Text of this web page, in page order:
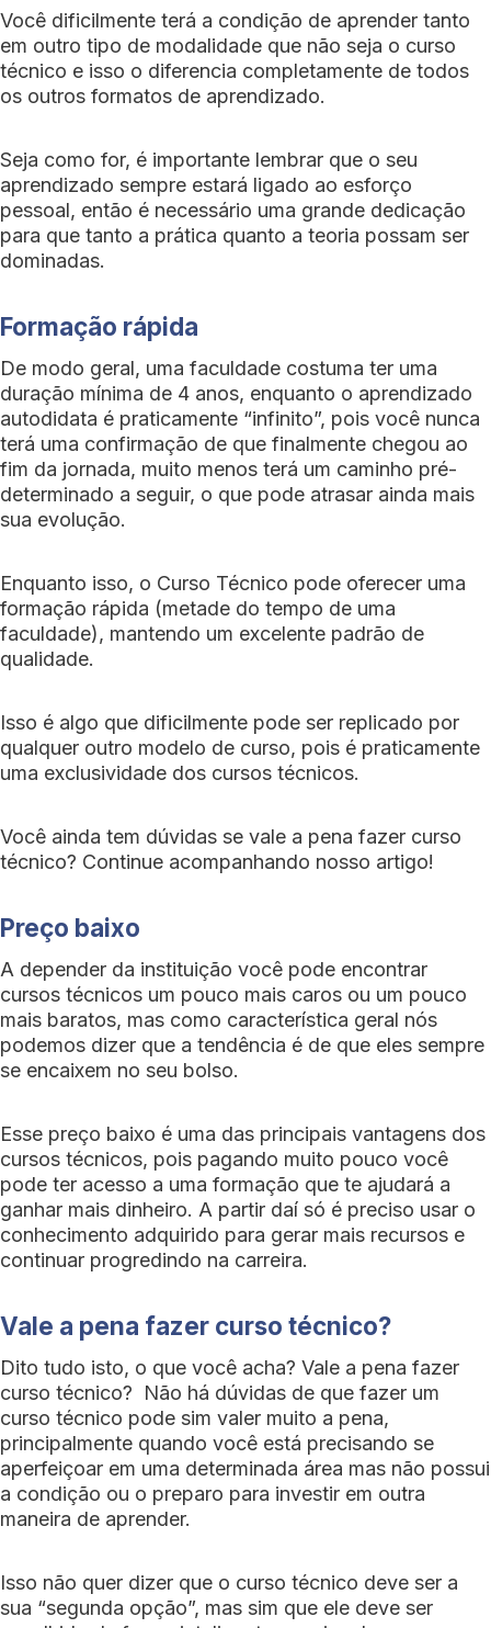
Você dificilmente terá a condição de aprender tanto
em outro tipo de modalidade que não seja o curso
técnico e isso o diferencia completamente de todos
os outros formatos de aprendizado.
Seja como for, é importante lembrar que o seu
aprendizado sempre estará ligado ao esforço
pessoal, então é necessário uma grande dedicação
para que tanto a prática quanto a teoria possam ser
dominadas.
Formação rápida
De modo geral, uma faculdade costuma ter uma
duração mínima de 4 anos, enquanto o aprendizado
autodidata é praticamente “infinito”, pois você nunca
terá uma confirmação de que finalmente chegou ao
fim da jornada, muito menos terá um caminho pré-
determinado a seguir, o que pode atrasar ainda mais
sua evolução.
Enquanto isso, o Curso Técnico pode oferecer uma
formação rápida (metade do tempo de uma
faculdade), mantendo um excelente padrão de
qualidade.
Isso é algo que dificilmente pode ser replicado por
qualquer outro modelo de curso, pois é praticamente
uma exclusividade dos cursos técnicos.
Você ainda tem dúvidas se vale a pena fazer curso
técnico? Continue acompanhando nosso artigo!
Preço baixo
A depender da instituição você pode encontrar
cursos técnicos um pouco mais caros ou um pouco
mais baratos, mas como característica geral nós
podemos dizer que a tendência é de que eles sempre
se encaixem no seu bolso.
Esse preço baixo é uma das principais vantagens dos
cursos técnicos, pois pagando muito pouco você
pode ter acesso a uma formação que te ajudará a
ganhar mais dinheiro. A partir daí só é preciso usar o
conhecimento adquirido para gerar mais recursos e
continuar progredindo na carreira.
Vale a pena fazer curso técnico?
Dito tudo isto, o que você acha? Vale a pena fazer
curso técnico? Não há dúvidas de que fazer um
curso técnico pode sim valer muito a pena,
principalmente quando você está precisando se
aperfeiçoar em uma determinada área mas não possui
a condição ou o preparo para investir em outra
maneira de aprender.
Isso não quer dizer que o curso técnico deve ser a
sua “segunda opção”, mas sim que ele deve ser